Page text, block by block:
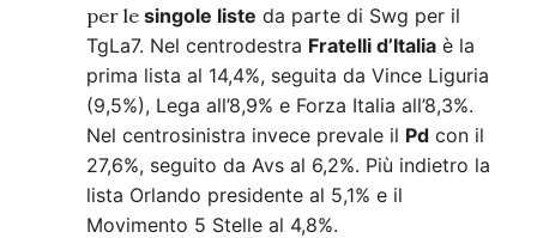
per le singole liste da parte di Swg per il
TgLa7. Nel centrodestra Fratelli d’Italia è la
prima lista al 14,4%, seguita da Vince Liguria
(9,5%), Lega all’8,9% e Forza Italia all’8,3%.
Nel centrosinistra invece prevale il Pd con il
27,6%, seguito da Avs al 6,2%. Più indietro la
lista Orlando presidente al 5,1% e il
Movimento 5 Stelle al 4,8%.